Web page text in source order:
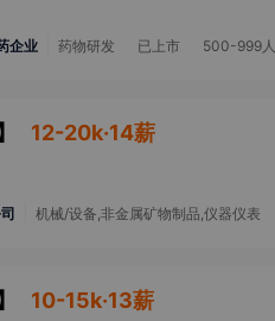
企业 药物研发 已上市 500-999人
】 12-20k·14薪
机械/设备,非金属矿物制品,仪器仪表
】 10-15k·13薪